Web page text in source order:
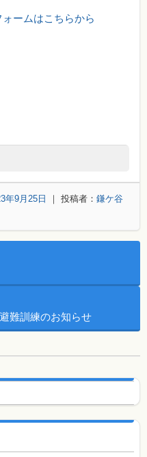
ームはこちらから
年9月25日 ｜ 投稿者： 鎌ケ谷
難訓練のお知らせ
ョン